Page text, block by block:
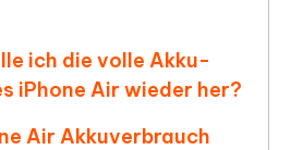
ich die volle Akku-
iPhone Air wieder her?
Air Akkuverbrauch